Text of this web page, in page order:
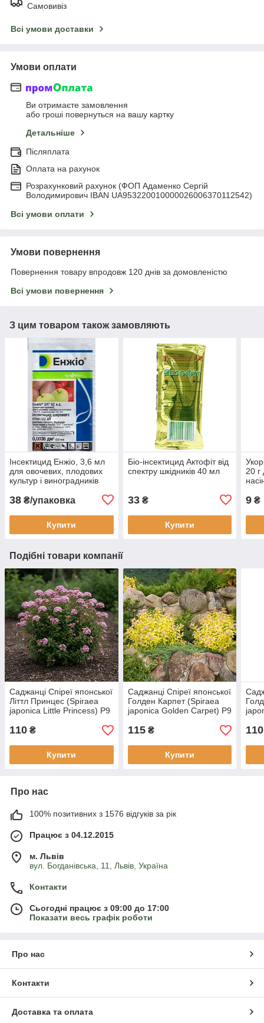
Самовивіз
Всі умови доставки
Умови оплати
Ви отримаєте замовлення
або гроші повернуться на вашу картку
Детальніше
Післяплата
Оплата на рахунок
Розрахунковий рахунок (ФОП Адаменко Сергій
Володимирович IBAN UA953220010000026006370112542)
Всі умови оплати
Умови повернення
Повернення товару впродовж 120 днів за домовленістю
Всі умови повернення
З цим товаром також замовляють
Інсектицид Енжіо, 3,6 мл
для овочевих, плодових
культур і виноградників
38 ₴/упаковка
Купити
Біо-інсектицид Актофіт від
спектру шкідників 40 мл
33₴
Купити
20 г
9 ₴
Подібні товари компанії
Саджанці Спіреї японської
Літтл Принцес (Spiraea
japonica Little Princess) Р9
110 ₴
Купити
Саджанці Спіреї японської
Голден Карпет (Spiraea
japonica Golden Carpet) Р9
115₴
Купити
110
Про нас
100% позитивних з 1576 відгуків за рік
Працює з 04.12.2015
м. Львів
вул. Богданівська, 11, Львів, Україна
Контакти
Сьогодні працює з 09:00 до 17:00
Показати весь графік роботи
Про нас
Контакти
Доставка та оплата